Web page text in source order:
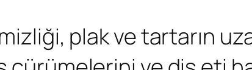
plak ve tartarın